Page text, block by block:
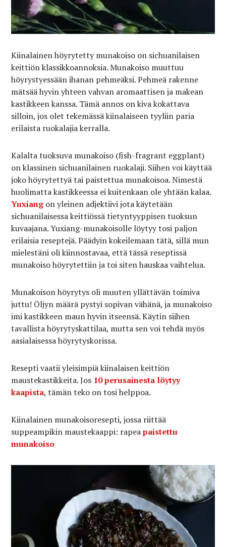
Kiinalainen höyrytetty munakoiso on sichuanilaisen
keittiön klassikkoannoksia. Munakoiso muuttuu
höyrystyessään ihanan pehmeäksi. Pehmeä rakenne
mätsää hyvin yhteen vahvan aromaattisen ja makean
kastikkeen kanssa. Tämä annos on kiva kokattava
silloin, jos olet tekemässä kiinalaiseen tyyliin paria
erilaista ruokalajia kerralla.
Kalalta tuoksuva munakoiso (fish-fragrant eggplant)
on klassinen sichuanilainen ruokalaji. Siihen voi käyttää
joko höyrytettyä tai paistettua munakoisoa. Nimestä
huolimatta kastikkeessa ei kuitenkaan ole yhtään kalaa.
Yuxiangon yleinen adjektiivi jota käytetään
sichuanilaisessa keittiössä tietyntyyppisen tuoksun
kuvaajana. Yuxiang-munakoisolle löytyy tosi paljon
erilaisia reseptejä. Päädyin kokeilemaan tätä, sillä mun
mielestäni oli kiinnostavaa, että tässä reseptissä
munakoiso höyrytettiin ja toi siten hauskaa vaihtelua.
Munakoison höyrytys oli muuten yllättävän toimiva
juttu! Öljyn määrä pystyi sopivan vähänä, ja munakoiso
imi kastikkeen maun hyvin itseensä. Käytin siihen
tavallista höyrytyskattilaa, mutta sen voi tehdä myös
aasialaisessa höyrytyskorissa.
Resepti vaatii yleisimpiä kiinalaisen keittiön
maustekastikkeita. Jos 10 perusainesta löytyy
kaapista, tämän teko on tosi helppoa.
Kiinalainen munakoisoresepti, jossa riittää
suppeampikin maustekaappi: rapeapaistettu
munakoiso